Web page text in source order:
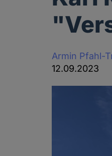
Armin Pfahl-
12.09.2023